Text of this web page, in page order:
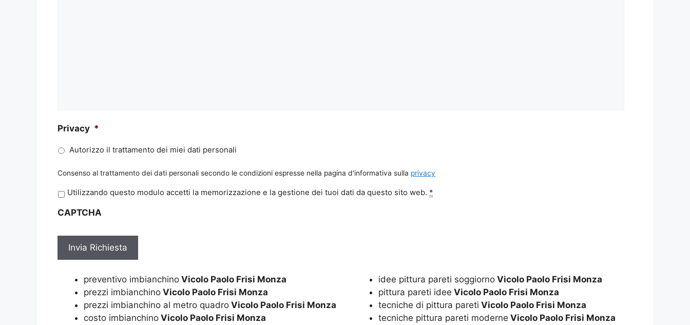
Privacy *
Autorizzo il trattamento dei miei dati personali
Consenso al trattamento dei dati personali secondo le condizioni espresse nella pagina d'informativa sulla privacy
P
i
a
y
Utilizzando questo modulo accetti la memorizzazione e la gestione dei tuoi dati da questo sito web. *
CAPTCHA
preventivo imbianchino Vicolo Paolo Frisi Monza
prezzi imbianchino Vicolo Paolo Frisi Monza
prezzi imbianchino al metro quadro Vicolo Paolo Frisi Monza
costo imbianchino Vicolo Paolo Frisi Monza
idee pittura pareti soggiorno Vicolo Paolo Frisi Monza
pittura pareti idee Vicolo Paolo Frisi Monza
tecniche di pittura pareti Vicolo Paolo Frisi Monza
tecniche pittura pareti moderne Vicolo Paolo Frisi Monza